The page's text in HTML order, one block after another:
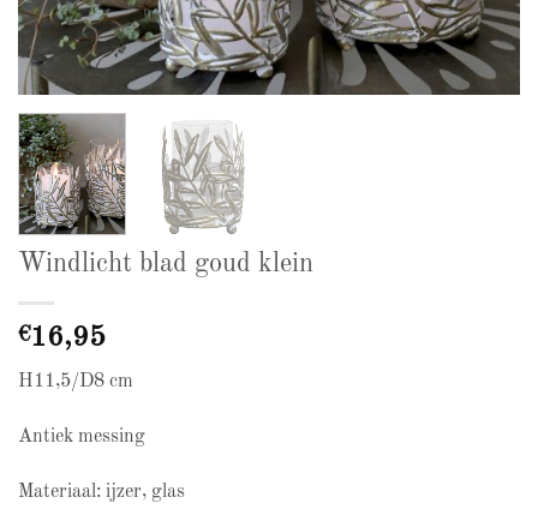
Windlicht blad goud klein
€16,95
H11,5/D8 cm
Antiek messing
Materiaal: ijzer, glas